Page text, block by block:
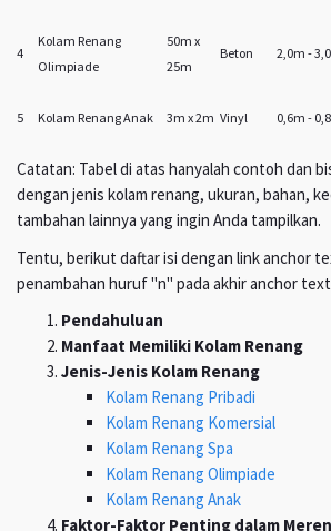
4
Kolam Renang
Olimpiade
50m x
25m
Beton 2,0m -
5
Kolam Renang Anak 3m x 2m Vinyl 0,6m -
Catatan: Tabel di atas hanyalah contoh dan
dengan jenis kolam renang, ukuran, bahan,
tambahan lainnya yang ingin Anda tampilkan.
Tentu, berikut daftar isi dengan link anchor
penambahan huruf "n" pada akhir anchor
Pendahuluan
Manfaat Memiliki Kolam Renang
Jenis-Jenis Kolam Renang
Kolam Renang Pribadi
Kolam Renang Komersial
Kolam Renang Spa
Kolam Renang Olimpiade
Kolam Renang Anak
Faktor-Faktor Penting dalam